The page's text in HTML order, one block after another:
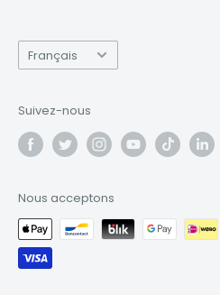
Langue
Français
Suivez-nous
Nous acceptons